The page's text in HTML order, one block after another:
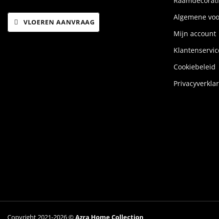
VLOEREN AANVRAAG
Algemene
Mijn account
Cookiebeleid
Copyright 2021-2026 ©Azra Home Collection